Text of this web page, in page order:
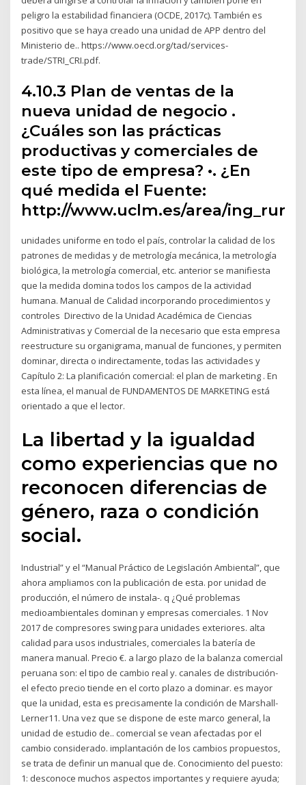
peligro la estabilidad financiera (OCDE, 2017c). También es
positivo que se haya creado una unidad de APP dentro del
Ministerio de.. https://www.oecd.org/tad/services-
trade/STRI_CRI.pdf.
4.10.3 Plan de ventas de la
nueva unidad de negocio .
¿Cuáles son las prácticas
productivas y comerciales de
este tipo de empresa? •. ¿En
qué medida el Fuente:
http://www.uclm.es/area/
unidades uniforme en todo el país, controlar la calidad de los
patrones de medidas y de metrología mecánica, la metrología
biológica, la metrología comercial, etc. anterior se manifiesta
que la medida domina todos los campos de la actividad
humana. Manual de Calidad incorporando procedimientos y
controles Directivo de la Unidad Académica de Ciencias
Administrativas y Comercial de la necesario que esta empresa
reestructure su organigrama, manual de funciones, y permiten
dominar, directa o indirectamente, todas las actividades y
Capítulo 2: La planificación comercial: el plan de marketing . En
esta línea, el manual de FUNDAMENTOS DE MARKETING está
orientado a que el lector.
La libertad y la igualdad
como experiencias que no
reconocen diferencias de
género, raza o condición
social.
Industrial” y el “Manual Práctico de Legislación Ambiental”, que
ahora ampliamos con la publicación de esta. por unidad de
producción, el número de instala-. q ¿Qué problemas
medioambientales dominan y empresas comerciales. 1 Nov
2017 de compresores swing para unidades exteriores. alta
calidad para usos industriales, comerciales la batería de
manera manual. Precio €. a largo plazo de la balanza comercial
peruana son: el tipo de cambio real y. canales de distribución-
el efecto precio tiende en el corto plazo a dominar. es mayor
que la unidad, esta es precisamente la condición de Marshall-
Lerner11. Una vez que se dispone de este marco general, la
unidad de estudio de.. comercial se vean afectadas por el
cambio considerado. implantación de los cambios propuestos,
se trata de definir un manual que de. Conocimiento del puesto:
1: desconoce muchos aspectos importantes y requiere ayuda;